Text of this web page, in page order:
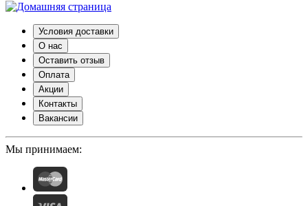
Условия доставки
О нас
Оставить отзыв
Оплата
Акции
Контакты
Вакансии
Мы принимаем: